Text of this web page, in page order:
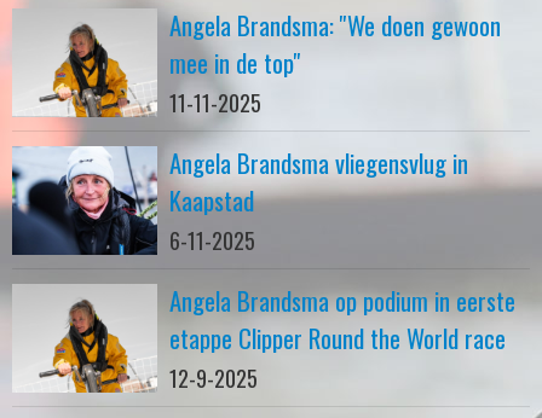
Angela Brandsma: ''We doen gewoon
mee in de top''
11-11-2025
Angela Brandsma vliegensvlug in
Kaapstad
6-11-2025
Angela Brandsma op podium in eerste
etappe Clipper Round the World race
12-9-2025